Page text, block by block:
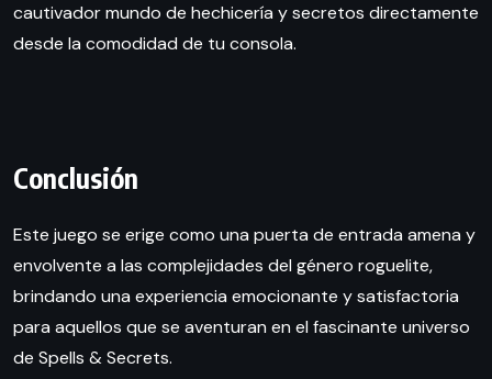
cautivador mundo de hechicería y secretos directamente
desde la comodidad de tu consola.
Conclusión
Este juego se erige como una puerta de entrada amena y
envolvente a las complejidades del género roguelite,
brindando una experiencia emocionante y satisfactoria
para aquellos que se aventuran en el fascinante universo
de Spells & Secrets.